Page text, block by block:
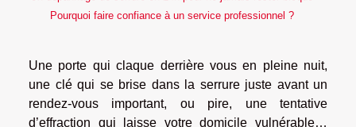
Pourquoi faire confiance à un service professionnel ?
Une porte qui claque derrière vous en pleine nuit,
une clé qui se brise dans la serrure juste avant un
rendez-vous important, ou pire, une tentative
d’effraction qui laisse votre domicile vulnérable…